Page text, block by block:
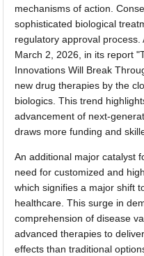
mechanisms of action.
sophisticated biological
regulatory approval
March 2, 2026, in its report
Innovations Will Break
new drug therapies by the
biologics. This trend
advancement of next-
draws more funding and
An additional major catalyst
need for customized and
which signifies a major shift
healthcare. This surge in
comprehension of disease
advanced therapies to
effects than traditional